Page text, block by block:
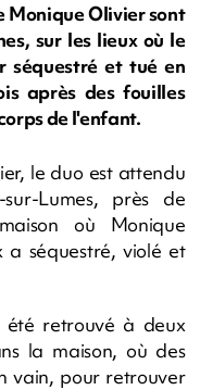
Monique Olivier sont
sur les lieux où le
séquestré et tué en
après des fouilles
de l'enfant.
le duo est attendu
Lumes, près de
où Monique
a séquestré, violé et
été retrouvé à deux
la maison, où des
vain, pour retrouver